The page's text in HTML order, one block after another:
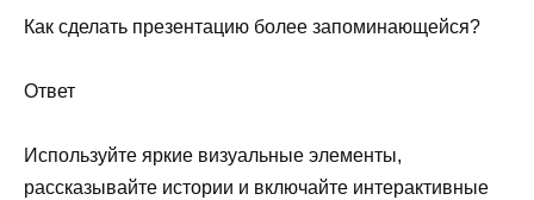
Как сделать презентацию более запоминающейся?
Ответ
Используйте яркие визуальные элементы,
рассказывайте истории и включайте интерактивные